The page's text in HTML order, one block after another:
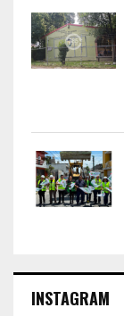
INSTAGRAM